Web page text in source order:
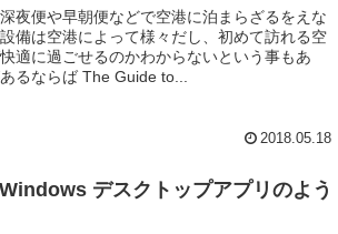
夜便や早朝便などで空港に泊まらざるをえな
備は空港によって様々だし、初めて訪れる空
適に過ごせるのかわからないという事もあ
るならば The Guide to...
2018.05.18
デスクトップアプリのよう